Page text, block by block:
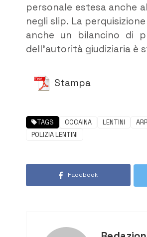
personale estesa anche
negli slip. La
anche un bilancino di
dell’autorità giudiziaria
Stampa
TAGS COCAINA LENTINI
POLIZIA LENTINI
Facebook